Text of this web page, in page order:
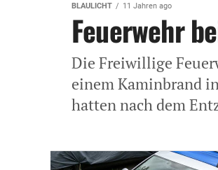
BLAULICHT 11 Jahren ago
Feuerwehr
Die Freiwillige
einem Kaminbrand
hatten nach dem